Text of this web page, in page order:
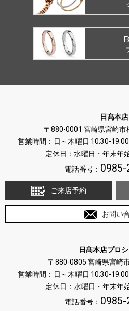
日髙本店
〒880-0001 宮崎県宮崎
営業時間：日～木曜日 10:30-
定休日：水曜日・年末年
電話番号： 0985-
ご来店予約
お問い
日髙本店プロ
〒880-0805 宮崎県宮崎
営業時間：日～木曜日 10:30-
定休日：水曜日・年末年
電話番号： 0985-